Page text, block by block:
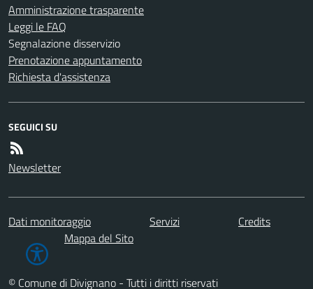
Amministrazione trasparente
Leggi le FAQ
Segnalazione disservizio
Prenotazione appuntamento
Richiesta d'assistenza
SEGUICI SU
Newsletter
Dati monitoraggio Servizi
Credits
Mappa del Sito
© Comune di Divignano - Tutti i diritti riservati